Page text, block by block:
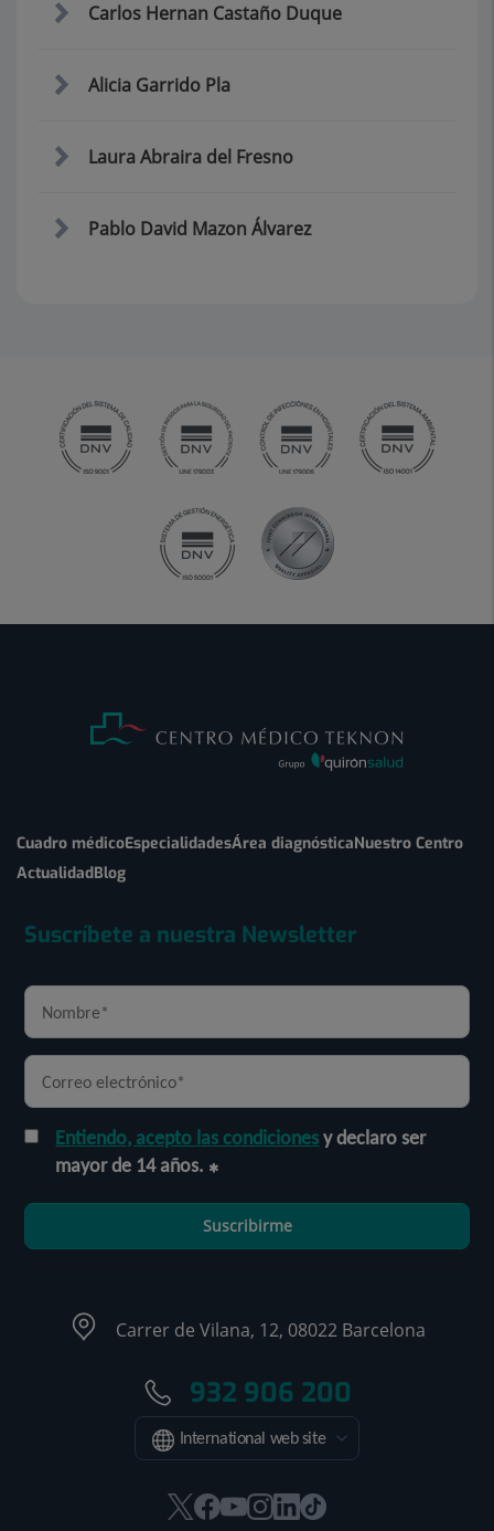
Carlos Hernan Castaño Duque
Alicia Garrido Pla
Laura Abraira del Fresno
Pablo David Mazon Álvarez
Cuadro médicoEspecialidadesÁrea diagnósticaNuestro Centro
ActualidadBlog
Suscríbete a nuestra Newsletter
Entiendo, acepto las condicionesy declaro ser
mayor de 14 años.
Suscribirme
Carrer de Vilana, 12, 08022 Barcelona
932 906 200
International web site
EsteEsteEsteEsteEsteEnlace